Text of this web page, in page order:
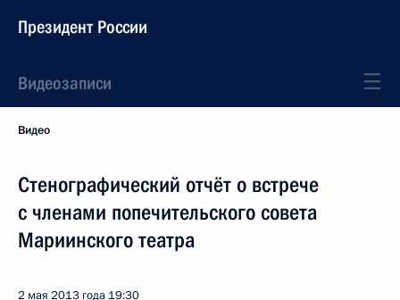
Президент России
Видеозаписи
Видео
Стенографический отчёт о встрече
с членами попечительского совета
Мариинского театра
2 мая 2013 года 19:30